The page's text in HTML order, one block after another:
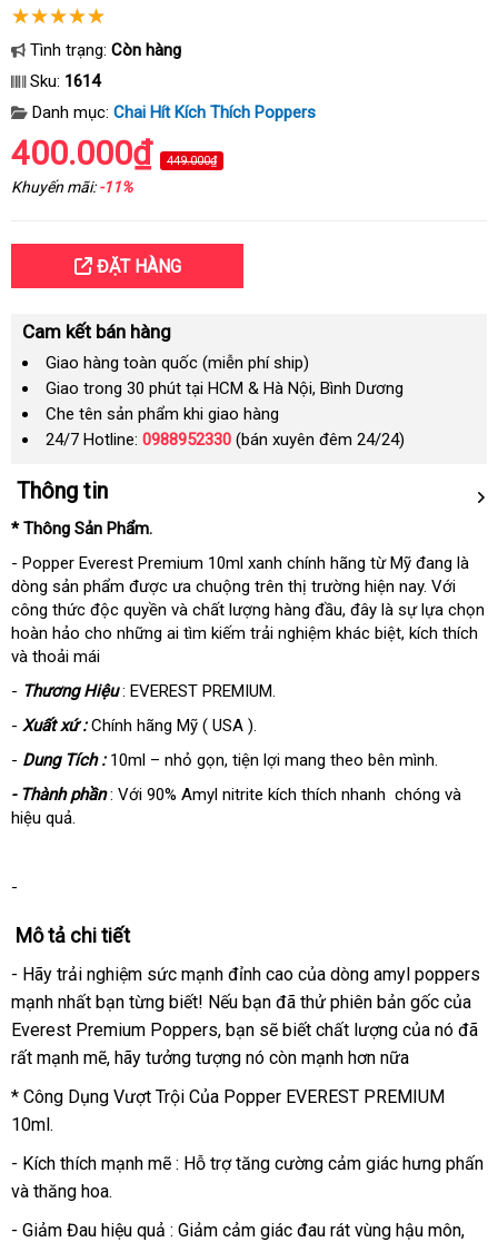
Tình trạng: Còn hàng
Sku: 1614
Danh mục: Chai Hít Kích Thích Poppers
400.000₫ 449.000₫
Khuyến mãi:-11%
ĐẶT HÀNG
Cam kết bán hàng
Giao hàng toàn quốc (miễn phí ship)
Giao trong 30 phút tại HCM & Hà Nội, Bình Dương
Che tên sản phẩm khi giao hàng
24/7 Hotline: 0988952330 (bán xuyên đêm 24/24)
Thông tin
* Thông Sản Phẩm.
- Popper Everest Premium 10ml xanh chính hãng từ Mỹ đang là
dòng sản phẩm được ưa chuộng trên thị trường hiện nay. Với
công thức độc quyền và chất lượng hàng đầu, đây là sự lựa chọn
hoàn hảo cho những ai tìm kiếm trải nghiệm khác biệt, kích thích
và thoải mái
- Thương Hiệu: EVEREST PREMIUM.
- Xuất xứ :Chính hãng Mỹ ( USA ).
- Dung Tích : 10ml – nhỏ gọn, tiện lợi mang theo bên mình.
- Thành phần: Với 90% Amyl nitrite kích thích nhanh chóng và
hiệu quả.
-
Mô tả chi tiết
- Hãy trải nghiệm sức mạnh đỉnh cao của dòng amyl poppers
mạnh nhất bạn từng biết! Nếu bạn đã thử phiên bản gốc của
Everest Premium Poppers, bạn sẽ biết chất lượng của nó đã
rất mạnh mẽ, hãy tưởng tượng nó còn mạnh hơn nữa
* Công Dụng Vượt Trội Của Popper EVEREST PREMIUM
10ml.
- Kích thích mạnh mẽ : Hỗ trợ tăng cường cảm giác hưng phấn
và thăng hoa.
- Giảm Đau hiệu quả : Giảm cảm giác đau rát vùng hậu môn,